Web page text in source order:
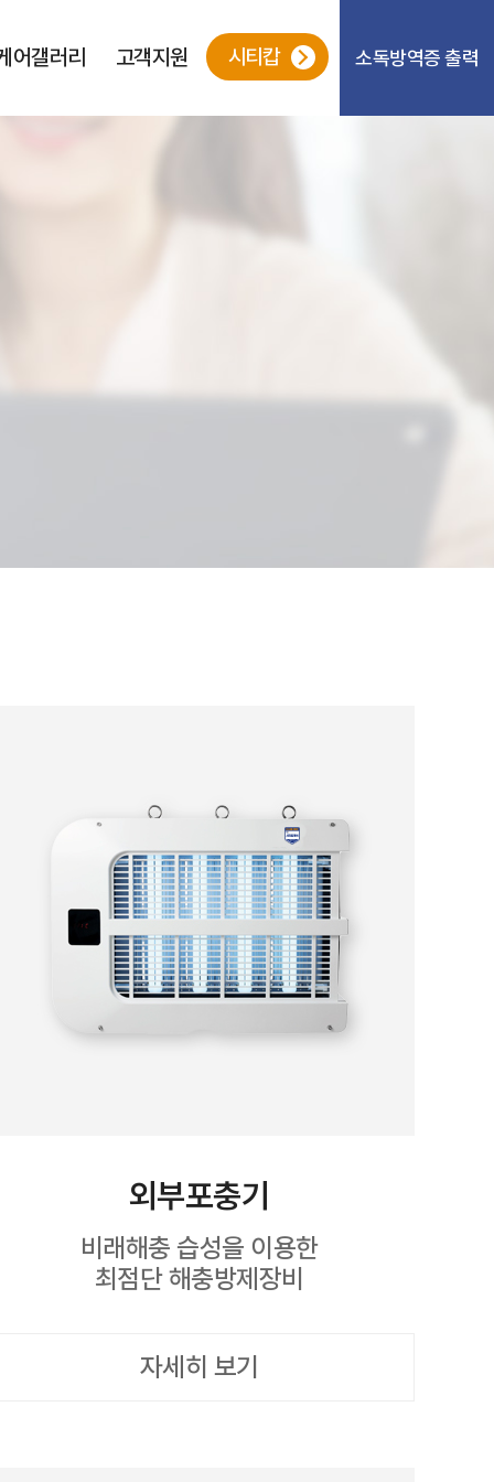
어갤러리 고객지원
소독방역증출력
시티캅 소독방역증 출력
외부포충기
비래해충 습성을 이용한
최점단 해충방제장비
자세히 보기